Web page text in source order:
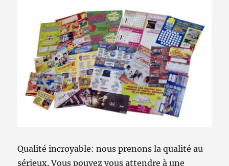
Qualité incroyable: nous prenons la qualité au
sérieux. Vous pouvez vous attendre à une